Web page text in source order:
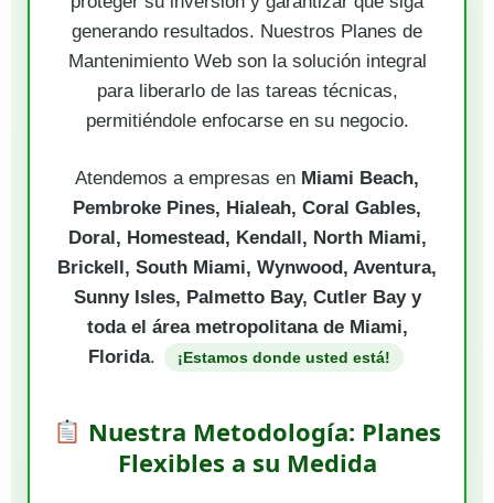
generando resultados. Nuestros Planes de
Mantenimiento Web son la solución integral
para liberarlo de las tareas técnicas,
permitiéndole enfocarse en su negocio.
Atendemos a empresas en Miami Beach,
Pembroke Pines, Hialeah, Coral Gables,
Doral, Homestead, Kendall, North Miami,
Brickell, South Miami, Wynwood, Aventura,
Sunny Isles, Palmetto Bay, Cutler Bay y
toda el área metropolitana de Miami,
Florida. ¡Estamos donde usted está!
Nuestra Metodología: Planes
Flexibles a su Medida